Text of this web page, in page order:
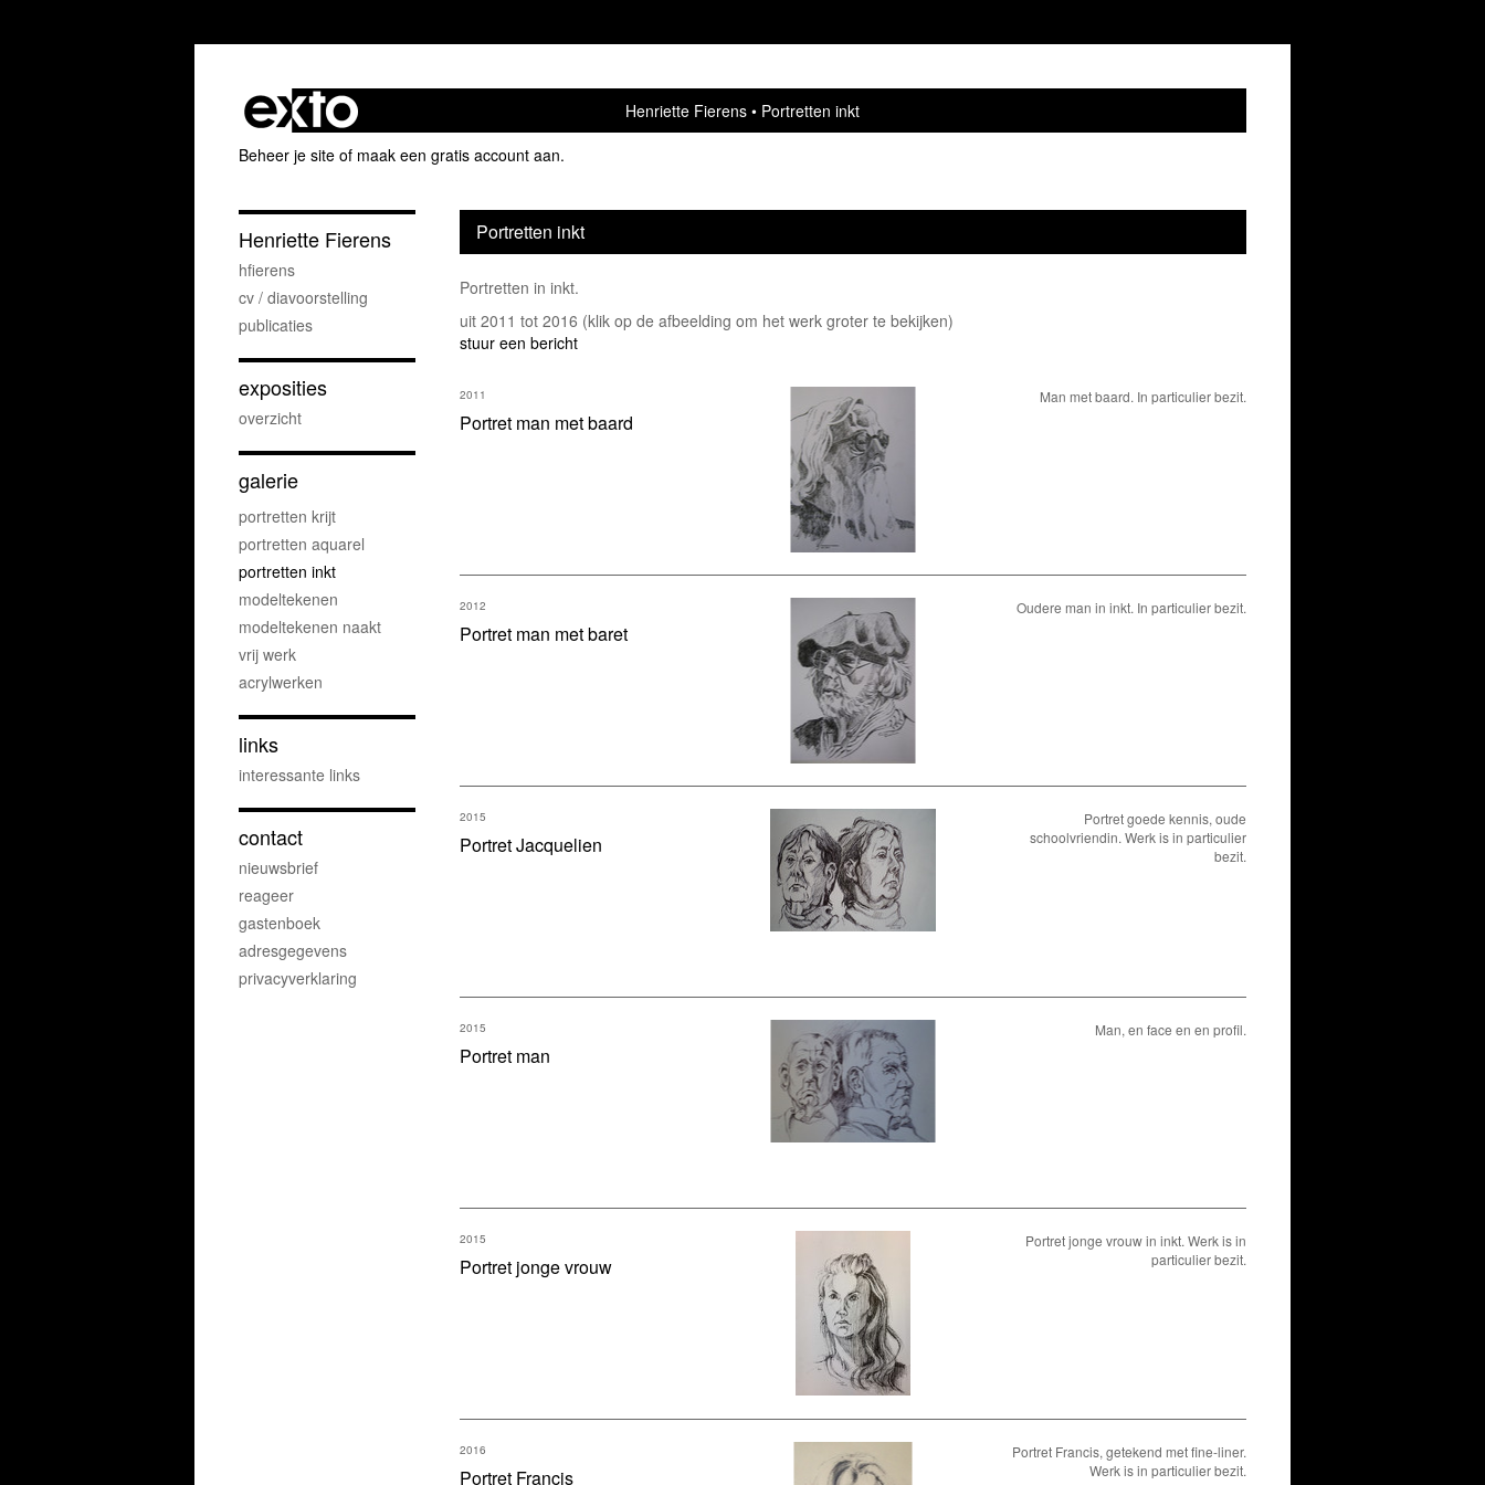
Henriette Fierens
Portretten inkt
Beheer je site of maak een gratis account aan.
Portretten inkt
Portretten in inkt.
uit 2011 tot 2016 (klik op de afbeelding om het werk groter te bekijken)
stuur een bericht
Portret man met baard
2011 Man met baard. In particulier bezit.
Portret man met baret
2012 Oudere man in inkt. In particulier bezit.
Portret Jacquelien
2015
Portret goede kennis, oude
schoolvriendin. Werk is in particulier
bezit.
Portret man
2015 Man, en face en en profil.
Portret jonge vrouw
2015
Portret jonge vrouw in inkt. Werk is in
particulier bezit.
Portret Francis
2016
Portret Francis, getekend met fine-liner.
Werk is in particulier bezit.
Henriette Fierens
hfierens
cv / diavoorstelling
publicaties
exposities
overzicht
galerie
portretten krijt
portretten aquarel
portretten inkt
modeltekenen
modeltekenen naakt
vrij werk
acrylwerken
links
interessante links
contact
nieuwsbrief
reageer
gastenboek
adresgegevens
privacyverklaring